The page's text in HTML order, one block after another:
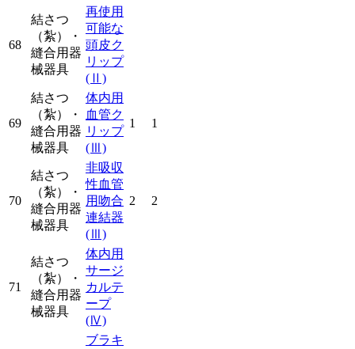
68
結さつ
（紮）・
縫合用器
械器具
再使用
可能な
頭皮ク
リップ
(Ⅱ)
69
結さつ
（紮）・
縫合用器
械器具
体内用
血管ク
リップ
(Ⅲ)
1 1
70
結さつ
（紮）・
縫合用器
械器具
非吸収
性血管
用吻合
連結器
(Ⅲ)
2 2
71
結さつ
（紮）・
縫合用器
械器具
体内用
サージ
カルテ
ープ
(Ⅳ)
ブラキ